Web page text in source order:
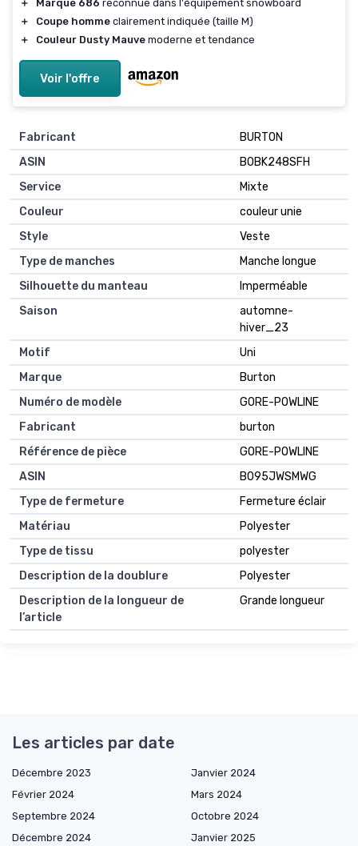
＋
Marque 686 reconnue dans l'équipement snowboard
＋
Coupe homme clairement indiquée (taille M)
＋
Couleur Dusty Mauve moderne et tendance
Voir l'offre
Fabricant
BURTON
ASIN
B0BK248SFH
Service
Mixte
Couleur
couleur unie
Style
Veste
Type de manches
Manche longue
Silhouette du manteau
Imperméable
Saison
automne-
hiver_23
Motif
Uni
Marque
Burton
Numéro de modèle
GORE-POWLINE
Fabricant
burton
Référence de pièce
GORE-POWLINE
ASIN
B095JWSMWG
Type de fermeture
Fermeture éclair
Matériau
Polyester
Type de tissu
polyester
Description de la doublure
Polyester
Description de la longueur de
l’article
Grande longueur
Les articles par date
Décembre 2023
Janvier 2024
Février 2024
Mars 2024
Septembre 2024
Octobre 2024
Décembre 2024
Janvier 2025